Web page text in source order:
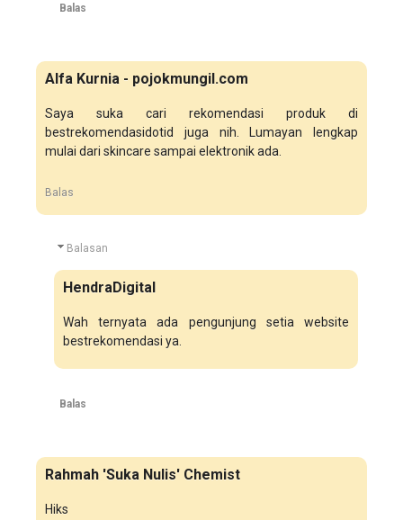
Balas
Alfa Kurnia - pojokmungil.com
Saya suka cari rekomendasi produk di
bestrekomendasidotid juga nih. Lumayan lengkap
mulai dari skincare sampai elektronik ada.
Balas
Balasan
HendraDigital
Wah ternyata ada pengunjung setia website
bestrekomendasi ya.
Balas
Rahmah 'Suka Nulis' Chemist
Hiks